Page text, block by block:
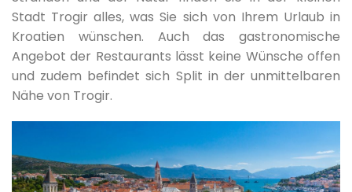
Stadt Trogir alles, was Sie sich von Ihrem Urlaub in
Kroatien wünschen. Auch das gastronomische
Angebot der Restaurants lässt keine Wünsche offen
und zudem befindet sich Split in der unmittelbaren
Nähe von Trogir.